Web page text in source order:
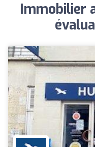
Immobilier